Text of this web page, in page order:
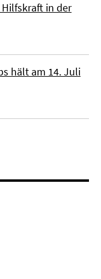
in der
hält am 14. Juli